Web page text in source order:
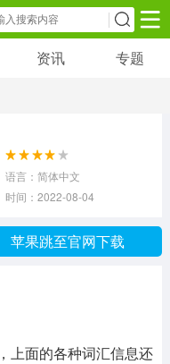
学习教育
综合其他
资讯 专题
语言：简体中文
时间：2022-08-04 18:26:15
苹果跳至官网下载
上面的各种词汇信息还